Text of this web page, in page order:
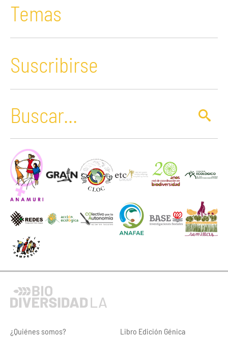
Temas
Suscribirse
¿Quiénes somos? Libro Edición Génica